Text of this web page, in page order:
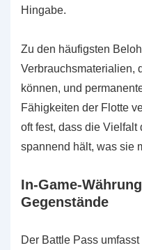
Hingabe.
Zu den häufigsten
Verbrauchsmaterialien,
können, und
Fähigkeiten der Flotte
oft fest, dass die Vielfalt
spannend hält, was sie
In-Game-
Gegenstände
Der Battle Pass